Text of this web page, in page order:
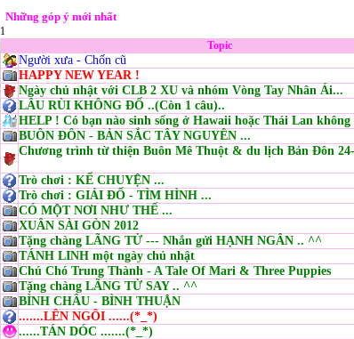
Những góp ý mới nhất
1
Topic
Người xưa - Chốn cũ
HAPPY NEW YEAR !
Ngày chủ nhật với CLB 2 XU và nhóm Vòng Tay Nhân Ái...
LÂU RÙI KHÔNG ĐỐ ..(Còn 1 câu)..
HELP ! Có bạn nào sinh sống ở Hawaii hoặc Thái Lan không
BUÔN ĐÔN - BẢN SẮC TÂY NGUYÊN ...
Chương trình từ thiện Buôn Mê Thuột & du lịch Bản Đôn 24-
Trò chơi : KỂ CHUYỆN ...
Trò chơi : GIẢI ĐỐ - TÌM HÌNH ...
CÓ MỘT NƠI NHƯ THẾ ...
XUÂN SÀI GÒN 2012
Tặng chàng LÃNG TỬ --- Nhắn gửi HẠNH NGÂN .. ^^
TÁNH LINH một ngày chủ nhật
Chú Chó Trung Thành - A Tale Of Mari & Three Puppies
Tặng chàng LÃNG TỬ SAY .. ^^
BÌNH CHÂU - BÌNH THUẬN
.......LÊN NGÔI ......(*_*)
......TÁN DÓC .......(*_*)